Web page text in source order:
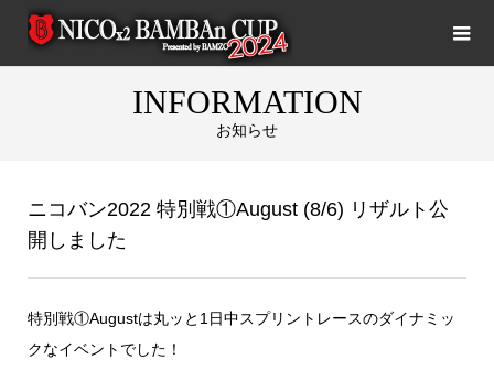
INFORMATION
お知らせ
ニコバン2022 特別戦①August (8/6) リザルト公
開しました
特別戦①Augustは丸ッと1日中スプリントレースのダイナミッ
クなイベントでした！